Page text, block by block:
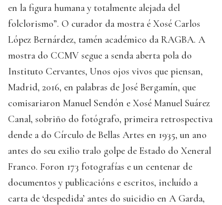
en la figura humana y totalmente alejada del
folclorismo”. O curador da mostra é Xosé Carlos
López Bernárdez, tamén académico da RAGBA. A
mostra do CCMV segue a senda aberta pola do
Instituto Cervantes, Unos ojos vivos que piensan,
Madrid, 2016, en palabras de José Bergamín, que
comisariaron Manuel Sendón e Xosé Manuel Suárez
Canal, sobriño do fotógrafo, primeira retrospectiva
dende a do Círculo de Bellas Artes en 1935, un ano
antes do seu exilio tralo golpe de Estado do Xeneral
Franco. Foron 173 fotografías e un centenar de
documentos y publicacións e escritos, incluído a
carta de ‘despedida’ antes do suicidio en A Garda,